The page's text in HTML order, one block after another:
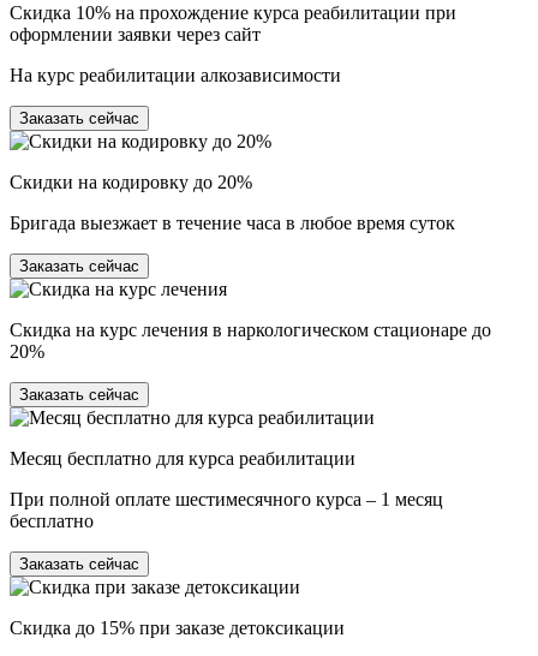
Скидка 10% на прохождение курса реабилитации при
оформлении заявки через сайт
На курс реабилитации алкозависимости
Заказать сейчас
Скидки на кодировку до 20%
Бригада выезжает в течение часа в любое время суток
Заказать сейчас
Скидка на курс лечения в наркологическом стационаре до
20%
Заказать сейчас
Месяц бесплатно для курса реабилитации
При полной оплате шестимесячного курса – 1 месяц
бесплатно
Заказать сейчас
Скидка до 15% при заказе детоксикации